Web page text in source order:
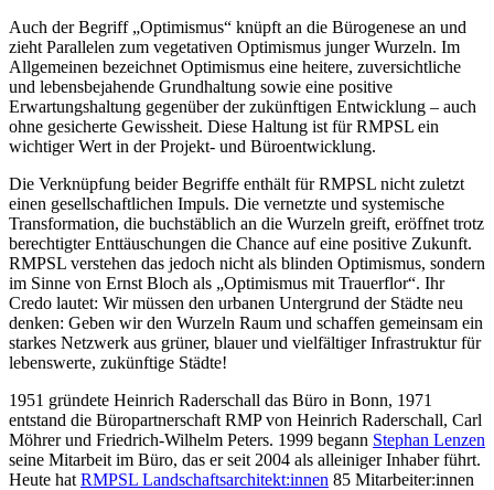
Auch der Begriff „Optimismus“ knüpft an die Bürogenese an und
zieht Parallelen zum vegetativen Optimismus junger Wurzeln. Im
Allgemeinen bezeichnet Optimismus eine heitere, zuversichtliche
und lebensbejahende Grundhaltung sowie eine positive
Erwartungshaltung gegenüber der zukünftigen Entwicklung – auch
ohne gesicherte Gewissheit. Diese Haltung ist für RMPSL ein
wichtiger Wert in der Projekt- und Büroentwicklung.
Die Verknüpfung beider Begriffe enthält für RMPSL nicht zuletzt
einen gesellschaftlichen Impuls. Die vernetzte und systemische
Transformation, die buchstäblich an die Wurzeln greift, eröffnet trotz
berechtigter Enttäuschungen die Chance auf eine positive Zukunft.
RMPSL verstehen das jedoch nicht als blinden Optimismus, sondern
im Sinne von Ernst Bloch als „Optimismus mit Trauerflor“. Ihr
Credo lautet: Wir müssen den urbanen Untergrund der Städte neu
denken: Geben wir den Wurzeln Raum und schaffen gemeinsam ein
starkes Netzwerk aus grüner, blauer und vielfältiger Infrastruktur für
lebenswerte, zukünftige Städte!
1951 gründete Heinrich Raderschall das Büro in Bonn, 1971
entstand die Büropartnerschaft RMP von Heinrich Raderschall, Carl
Möhrer und Friedrich-Wilhelm Peters. 1999 begann Stephan Lenzen
seine Mitarbeit im Büro, das er seit 2004 als alleiniger Inhaber führt.
Heute hat RMPSL Landschaftsarchitekt:innen 85 Mitarbeiter:innen